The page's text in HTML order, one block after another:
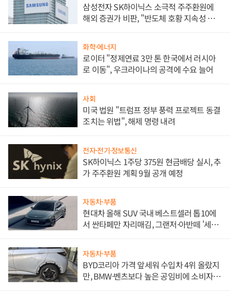
삼성전자 SK하이닉스 소극적 주주환원에
해외 증권가 비판, "반도체 호황 지속성 의
화학·에너지
로이터 "정제연료 3만 톤 한국에서 러시아
로 이동", 우크라이나의 공격에 수요 늘어
사회
미국 법원 "트럼프 정부 풍력 프로젝트 동결
조치는 위법", 해제 명령 내려
전자·전기·정보통신
SK하이닉스 1주당 375원 현금배당 실시, 추
가 주주환원 계획 9월 공개 예정
자동차·부품
현대차 올해 SUV 국내 베스트셀러 톱10에
서 싼타페만 자리매김, 그랜저·아반떼 '세단
자동차·부품
BYD코리아 가격 앞세워 수입차 4위 올랐지
만, BMW·벤츠보다 높은 공임비에 소비자